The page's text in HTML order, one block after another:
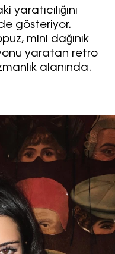
e-posta
onay
ad/
verilerimin
yaratıcılığını
gösteriyor.
mini dağınık
yaratan retro
alanında.